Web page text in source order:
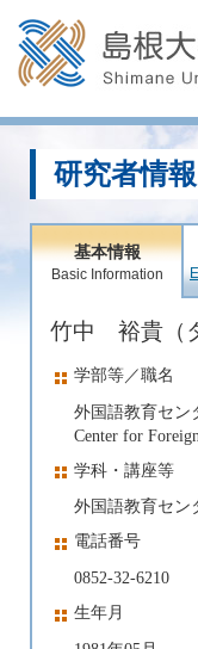
研究者情報
基本情報
Basic Information
竹中 裕貴（
学部等／職名
外国語教育セ
Center for
学科・講座等
外国語教育セ
電話番号
0852-32-6210
生年月